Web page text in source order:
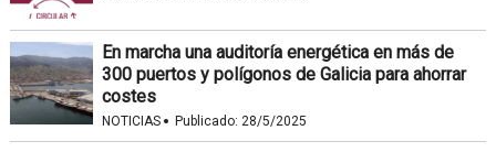
En marcha una auditoría energética en más de
300 puertos y polígonos de Galicia para ahorrar
costes
NOTICIAS · Publicado: 28/5/2025